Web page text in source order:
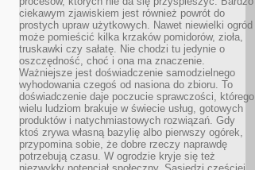
ciekawym zjawiskiem jest również powrót do
prostych upraw użytkowych. Nawet niewielki ogród
może pomieścić kilka krzaków pomidorów, zioła,
truskawki czy sałatę. Nie chodzi tu jedynie o
oszczędność, choć i ona ma znaczenie.
Ważniejsze jest doświadczenie samodzielnego
wyhodowania czegoś od nasiona do zbioru. To
doświadczenie daje poczucie sprawczości, którego
wielu ludziom brakuje w świecie usług, gotowych
produktów i natychmiastowych rozwiązań. Gdy
ktoś zrywa własną bazylię albo pierwszy ogórek,
przypomina sobie, że dobre rzeczy naprawdę
potrzebują czasu. W ogrodzie kryje się też